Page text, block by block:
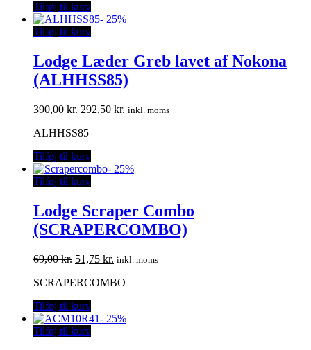
Tilføj til kurv
- 25%
Tilføj til kurv
Lodge Læder Greb lavet af Nokona
(ALHHSS85)
390,00kr. Den
pris
390,00 kr..
292,50 kr. Den
inkl. moms
ALHHSS85
Tilføj til kurv
- 25%
Tilføj til kurv
Lodge Scraper Combo
(SCRAPERCOMBO)
69,00kr. Den
pris
69,00 kr..
51,75 kr. Den
pris
inkl. moms
SCRAPERCOMBO
Tilføj til kurv
- 25%
Tilføj til kurv